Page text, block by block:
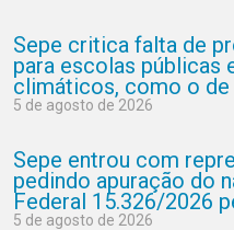
Sepe critica falta de
para escolas públicas
climáticos, como o
5 de agosto de 2026
Sepe entrou com
pedindo apuração do
Federal 15.326/2026
5 de agosto de 2026